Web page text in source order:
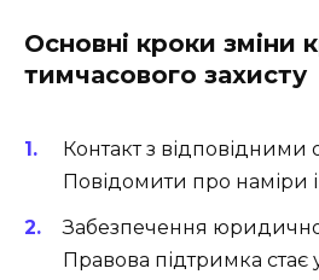
Основні кроки зміни
тимчасового захисту
Контакт з
Повідомити про наміри
Забезпечення
Правова підтримка стає